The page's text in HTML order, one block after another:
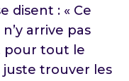
disent : « Ce
arrive pas
pour tout le
juste trouver les